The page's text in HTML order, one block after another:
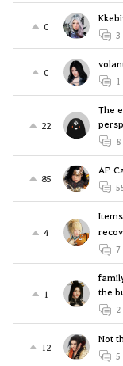
0
3
0
1
22
The
8
85
AP
4
7
1
the
2
12
Not
5